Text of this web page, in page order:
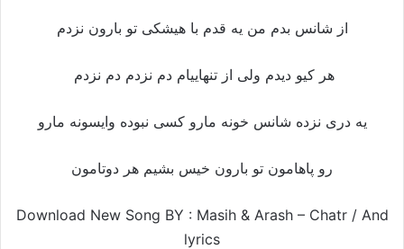
از شانس بدم من یه قدم با هیشکی تو بارون نزدم
هر کیو دیدم ولی از تنهاییام دم نزدم دم نزدم
یه دری نزده شانس خونه مارو کسی نبوده وایسونه مارو
رو پاهامون تو بارون خیس بشیم هر دوتامون
Download New Song BY : Masih & Arash – Chatr / And
lyrics